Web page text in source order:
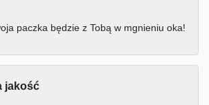
paczka będzie z Tobą w mgnieniu oka!
jakość